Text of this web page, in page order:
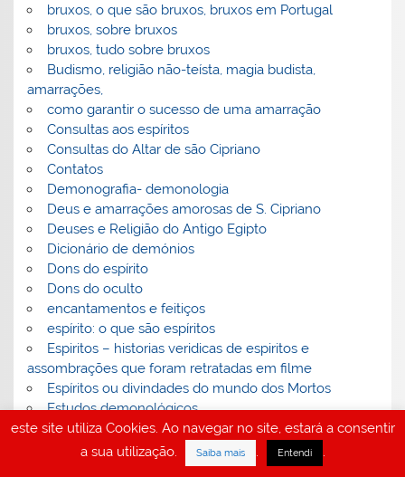
bruxos, o que são bruxos, bruxos em Portugal
bruxos, sobre bruxos
bruxos, tudo sobre bruxos
Budismo, religião não-teísta, magia budista,
amarrações,
como garantir o sucesso de uma amarração
Consultas aos espíritos
Consultas do Altar de são Cipriano
Contatos
Demonografia- demonologia
Deus e amarrações amorosas de S. Cipriano
Deuses e Religião do Antigo Egipto
Dicionário de demónios
Dons do espírito
Dons do oculto
encantamentos e feitiços
espírito: o que são espíritos
Espiritos – historias veridicas de espiritos e
assombrações que foram retratadas em filme
Espíritos ou divindades do mundo dos Mortos
Estudos demonológicos
Fantasmas – o que são fantasmas
Feitiçaria- feitiços
este site utiliza Cookies. Ao navegar no site, estará a consentir
a sua utilização.
Saiba mais . Entendi .